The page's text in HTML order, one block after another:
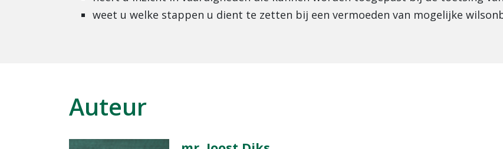
weet u welke stappen u dient te zetten bij een vermoeden van mogelijke
Auteur